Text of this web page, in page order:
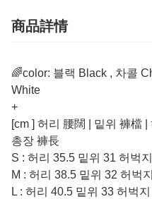
商品詳情
🌈color: 블랙 Black , 차콜
White
+
[cm ] 허리 腰闊 | 밑위 褲檔 |
총장 褲長
S : 허리 35.5 밑위 31 허벅
M : 허리 38.5 밑위 32 허벅
L : 허리 40.5 밑위 33 허벅